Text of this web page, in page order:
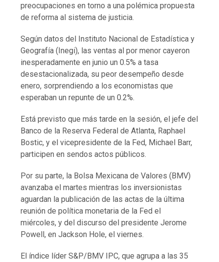
preocupaciones en torno a una polémica propuesta
de reforma al sistema de justicia.
Según datos del Instituto Nacional de Estadística y
Geografía (Inegi), las ventas al por menor cayeron
inesperadamente en junio un 0.5% a tasa
desestacionalizada, su peor desempeño desde
enero, sorprendiendo a los economistas que
esperaban un repunte de un 0.2%.
Está previsto que más tarde en la sesión, el jefe del
Banco de la Reserva Federal de Atlanta, Raphael
Bostic, y el vicepresidente de la Fed, Michael Barr,
participen en sendos actos públicos.
Por su parte, la Bolsa Mexicana de Valores (BMV)
avanzaba el martes mientras los inversionistas
aguardan la publicación de las actas de la última
reunión de política monetaria de la Fed el
miércoles, y del discurso del presidente Jerome
Powell, en Jackson Hole, el viernes.
El índice líder S&P/BMV IPC, que agrupa a las 35